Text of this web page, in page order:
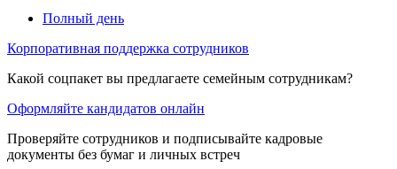
Полный день
Корпоративная поддержка сотрудников
Какой соцпакет вы предлагаете семейным сотрудникам?
Оформляйте кандидатов онлайн
Проверяйте сотрудников и подписывайте кадровые
документы без бумаг и личных встреч